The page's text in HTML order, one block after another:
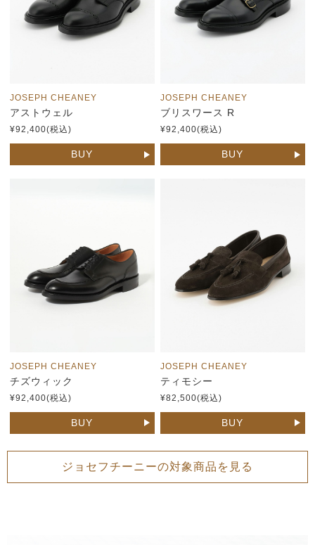
JOSEPH CHEANEY
アストウェル
¥92,400(税込)
BUY
JOSEPH CHEANEY
ブリスワース R
¥92,400(税込)
BUY
JOSEPH CHEANEY
チズウィック
¥92,400(税込)
BUY
JOSEPH CHEANEY
ティモシー
¥82,500(税込)
BUY
ジョセフチーニーの対象商品を見る